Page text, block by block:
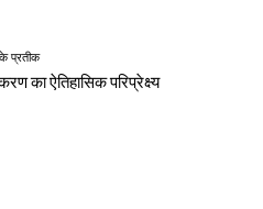
प्रतीक
का ऐतिहासिक परिप्रेक्ष्य